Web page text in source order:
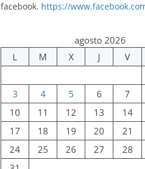
facebook. https://
agosto 2026
L
M X J V
3
4 5 6 7
10
11 12 13 14
17
18 19 20 21
24
25 26 27 28